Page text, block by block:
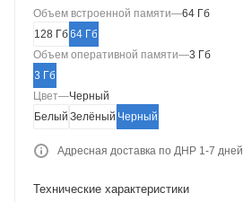
Объем встроенной памяти—64 Гб
128 Гб 64 Гб
Объем оперативной памяти—3 Гб
3 Гб
Цвет—Черный
Белый Зелёный Черный
Адресная доставка по ДНР 1-7 дней
Технические характеристики